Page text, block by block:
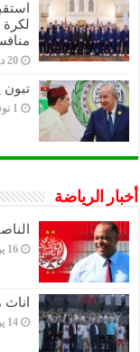
20 ديسمبر,2022
1 نوفمبر,2022
أخبار الرياضة
16 يوليو,2023
14 يوليو,2023